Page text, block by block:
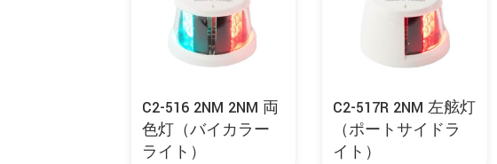
C2-516 2NM 2NM 両
色灯（バイカラー
ライト）
C2-517R 2NM 左舷灯
（ポートサイドラ
イト）